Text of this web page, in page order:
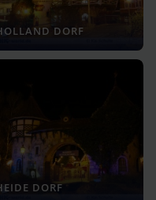
DORF
DORF